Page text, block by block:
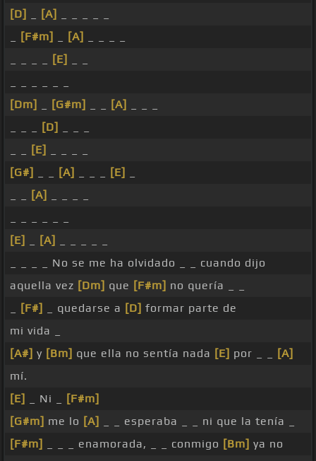
[D]
[A]
[F#m] [A]
[E]
[Dm]
[G#m] [A]
[D]
[E]
[G#]
[A] [E]
[A]
[E]
[A]
_ _ _ _ No se me ha olvidado _ _ cuando dijo
aquella vez [Dm] que [F#m] no quería _ _
[F#] _ quedarse a [D] formar parte de
mi vida _
[A#] y [Bm] que ella no sentía nada [E] por _ _
[A]
mí.
[E]
_ Ni _
[F#m]
[G#m] me lo [A]
_ _ esperaba _ _ ni que la tenía _
[F#m]
_ _ _ enamorada, _ _ conmigo [Bm] ya no